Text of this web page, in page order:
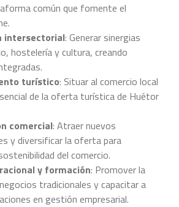
común que fomente el
intersectorial: Generar sinergias
hostelería y cultura, creando
turístico: Situar al comercio local
de la oferta turística de Huétor
comercial: Atraer nuevos
y diversificar la oferta para
del comercio.
y formación: Promover la
tradicionales y capacitar a
en gestión empresarial.